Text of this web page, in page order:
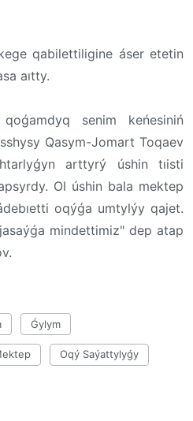
qabilettiligine áser etetin
aıtty.
senim keńesiniń
Qasym-Jomart Toqaev
arttyrý úshin tıisti
Ol úshin bala mektep
oqýǵa umtylýy qajet.
mindettimiz" dep atap
Ǵylym
Oqý Saýattylyǵy